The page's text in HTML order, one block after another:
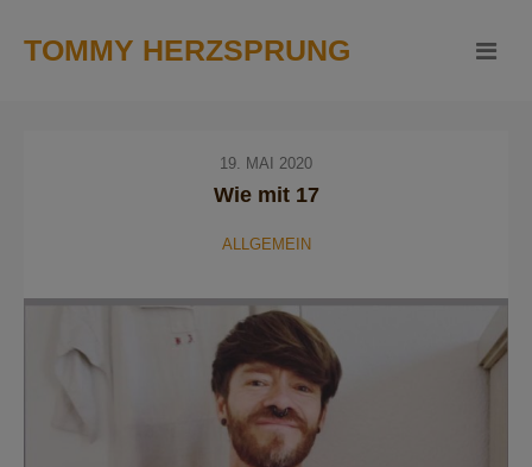
TOMMY HERZSPRUNG
19. MAI 2020
Wie mit 17
ALLGEMEIN